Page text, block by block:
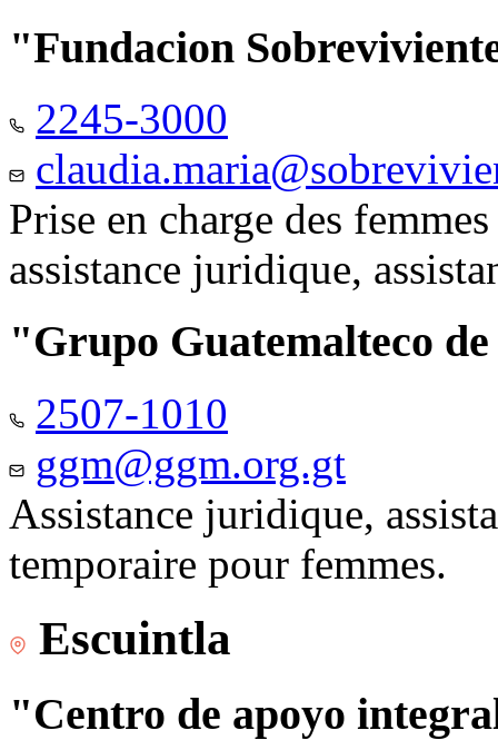
"Fundacion
2245-3000
Prise en charge des
assistance juridique,
"Grupo Guatemalteco
2507-1010
ggm@ggm.org.gt
Assistance juridique,
temporaire pour femmes.
Escuintla
"Centro de apoyo